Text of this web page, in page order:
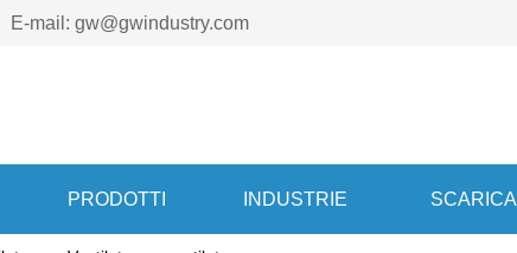
E-mail: gw@gwindustry.com
PRODOTTI INDUSTRIE SCARICA